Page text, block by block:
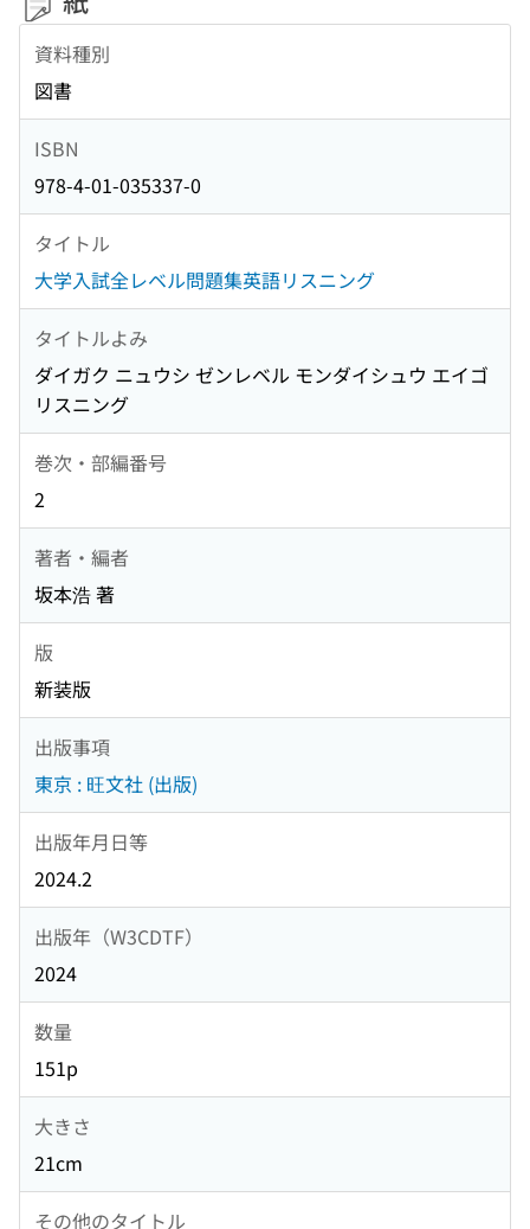
資料種別
図書
ISBN
978-4-01-035337-0
タイトル
大学入試全レベル問題集英語リスニング
タイトルよみ
ダイガク ニュウシ ゼンレベル モンダイシュウ エイゴ
リスニング
巻次・部編番号
2
著者・編者
坂本浩 著
版
新装版
出版事項
東京 : 旺文社 (出版)
出版年月日等
2024.2
出版年（W3CDTF）
2024
数量
151p
大きさ
21cm
その他のタイトル